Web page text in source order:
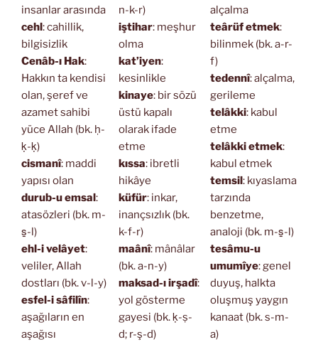
insanlar arasında
cehl: cahillik,
bilgisizlik
Cenâb-ı Hak:
Hakkın ta kendisi
olan, şeref ve
azamet sahibi
yüce Allah (bk. ḥ-
ḳ-ḳ)
cismanî: maddi
yapısı olan
durub-u emsal:
atasözleri (bk. m-
s̱-l)
ehl-i velâyet:
veliler, Allah
dostları (bk. v-l-y)
esfel-i sâfilîn:
aşağıların en
aşağısı
n-k-r)
iştihar: meşhur
olma
kat’iyen:
kesinlikle
kinaye: bir sözü
üstü kapalı
olarak ifade
etme
kıssa: ibretli
hikâye
küfür: inkar,
inançsızlık (bk.
k-f-r)
maânî: mânâlar
(bk. a-n-y)
maksad-ı irşadî:
yol gösterme
gayesi (bk. ḳ-ṣ-
d; r-ş-d)
alçalma
teârüf etmek:
bilinmek (bk. a-r-
f)
tedennî: alçalma,
gerileme
telâkki: kabul
etme
telâkki etmek:
kabul etmek
temsil: kıyaslama
tarzında
benzetme,
analoji (bk. m-s̱-l)
tesâmu-u
umumîye: genel
duyuş, halkta
oluşmuş yaygın
kanaat (bk. s-m-
a)